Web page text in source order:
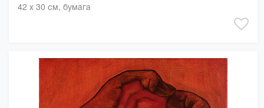
42 x 30 см, бумага